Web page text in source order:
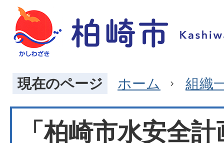
現在のページ ホーム 組織
「柏崎市水安全